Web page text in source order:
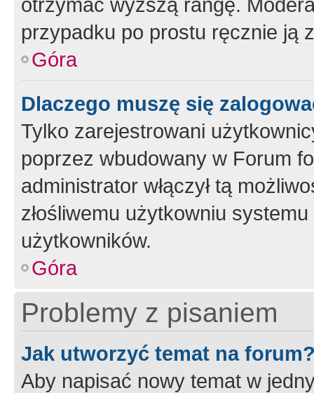
przypadku po prostu ręcznie ją
Góra
Dlaczego muszę się
Tylko zarejestrowani
poprzez wbudowany w Forum
administrator włączył tą
złośliwemu użytkowniu
użytkowników.
Góra
Problemy z pisaniem
Jak utworzyć temat na
Aby napisać nowy temat w